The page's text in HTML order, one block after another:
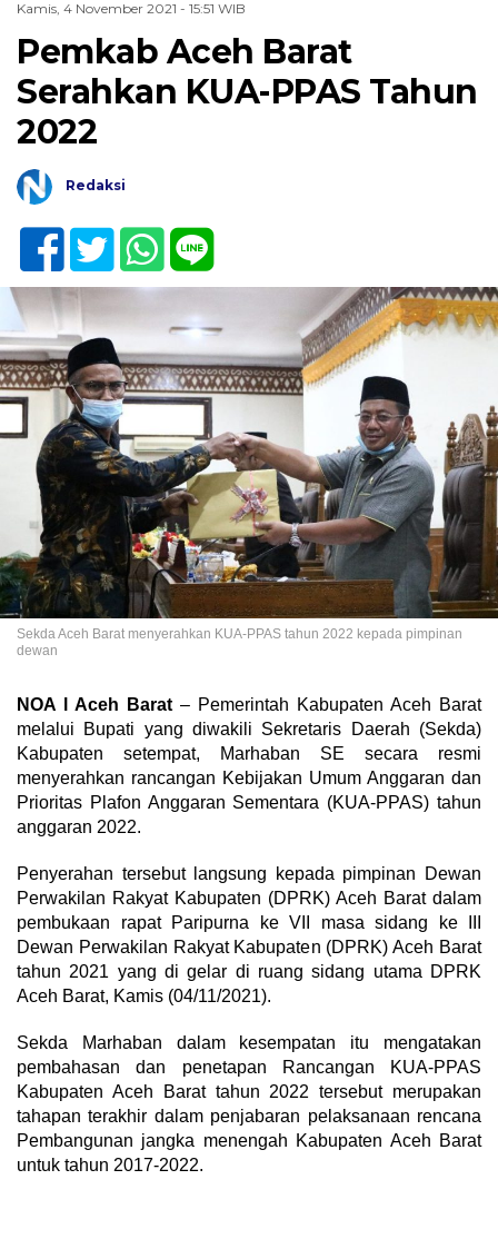
Kamis, 4 November 2021 - 15:51 WIB
Pemkab Aceh Barat
Serahkan KUA-PPAS Tahun
2022
Redaksi
Sekda Aceh Barat menyerahkan KUA-PPAS tahun 2022 kepada pimpinan
dewan
NOA l Aceh Barat – Pemerintah Kabupaten Aceh Barat
melalui Bupati yang diwakili Sekretaris Daerah (Sekda)
Kabupaten setempat, Marhaban SE secara resmi
menyerahkan rancangan Kebijakan Umum Anggaran dan
Prioritas Plafon Anggaran Sementara (KUA-PPAS) tahun
anggaran 2022.
Penyerahan tersebut langsung kepada pimpinan Dewan
Perwakilan Rakyat Kabupaten (DPRK) Aceh Barat dalam
pembukaan rapat Paripurna ke VII masa sidang ke III
Dewan Perwakilan Rakyat Kabupaten (DPRK) Aceh Barat
tahun 2021 yang di gelar di ruang sidang utama DPRK
Aceh Barat, Kamis (04/11/2021).
Sekda Marhaban dalam kesempatan itu mengatakan
pembahasan dan penetapan Rancangan KUA-PPAS
Kabupaten Aceh Barat tahun 2022 tersebut merupakan
tahapan terakhir dalam penjabaran pelaksanaan rencana
Pembangunan jangka menengah Kabupaten Aceh Barat
untuk tahun 2017-2022.